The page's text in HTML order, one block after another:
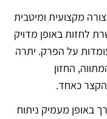
מקצועית ומיטבית
לחזות באופן מדויק
על הפרק. יתרה
החזון
כאחד.
באופן מעמיק ניתוח